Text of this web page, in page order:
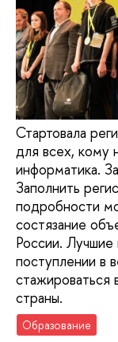
Стартовала
для всех, кому
информатика.
Заполнить
подробности
состязание
России.
поступлении в
стажироваться
страны.
Образование